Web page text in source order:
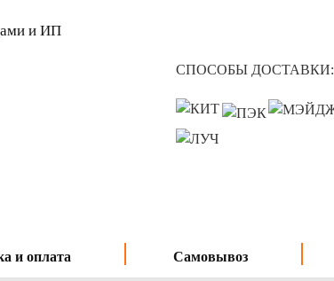
и ИП
СПОСОБЫ ДОСТАВКИ:
и оплата Самовывоз